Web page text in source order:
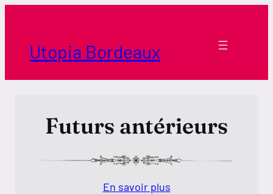
contenuUtopia Bordeaux
Futurs antérieurs
En savoir plus